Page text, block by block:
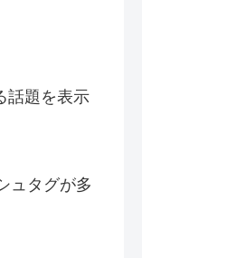
話題を表示
ュタグが多